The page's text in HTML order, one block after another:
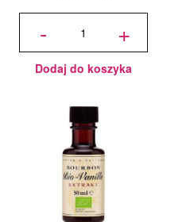
-
ilość
Waniliowa
w tubce
- 20 g +
Dodaj do koszyka